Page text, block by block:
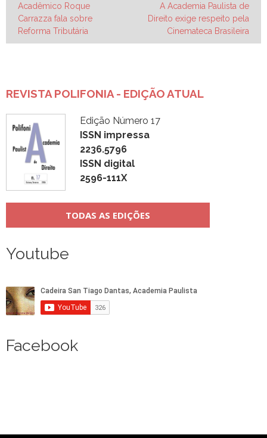
Navegação
de
Post
Acadêmico Roque
Carrazza fala sobre
Reforma Tributária
A Academia Paulista de
Direito exige respeito pela
Cinemateca Brasileira
REVISTA POLIFONIA - EDIÇÃO ATUAL
Edição Número 17
ISSN impressa
2236.5796
ISSN digital
2596-111X
TODAS AS EDIÇÕES
Youtube
Facebook